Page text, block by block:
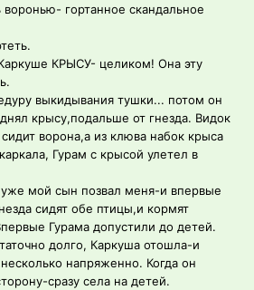
гортанное скандальное
КРЫСУ- целиком! Она эту
выкидывания тушки... потом он
крысу,подальше от гнезда. Видок
ворона,а из клюва набок крыса
Гурам с крысой улетел в
уже мой сын позвал меня-и впервые
сидят обе птицы,и кормят
Гурама допустили до детей.
долго, Каркуша отошла-и
напряженно. Когда он
сразу села на детей.